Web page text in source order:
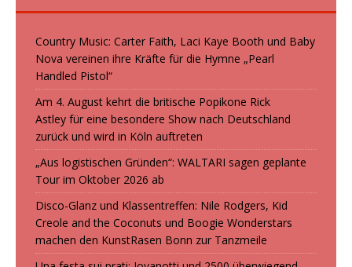
Country Music: Carter Faith, Laci Kaye Booth und Baby
Nova vereinen ihre Kräfte für die Hymne „Pearl
Handled Pistol“
Am 4. August kehrt die britische Popikone Rick
Astley für eine besondere Show nach Deutschland
zurück und wird in Köln auftreten
„Aus logistischen Gründen“: WALTARI sagen geplante
Tour im Oktober 2026 ab
Disco-Glanz und Klassentreffen: Nile Rodgers, Kid
Creole and the Coconuts und Boogie Wonderstars
machen den KunstRasen Bonn zur Tanzmeile